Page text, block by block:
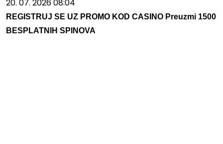
20. 07. 2026 08:04
REGISTRUJ SE UZ PROMO KOD CASINO Preuzmi 1500
BESPLATNIH SPINOVA